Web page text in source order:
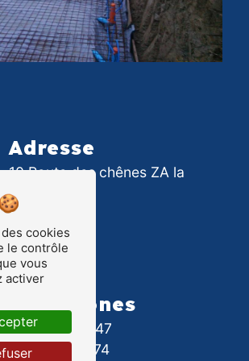
Adresse
10 Route des chênes ZA la
pépinière
40180 Hinx
Téléphones
06 07 03 92 47
05 58 91 93 74
cookies
le contrôle
vous
activer